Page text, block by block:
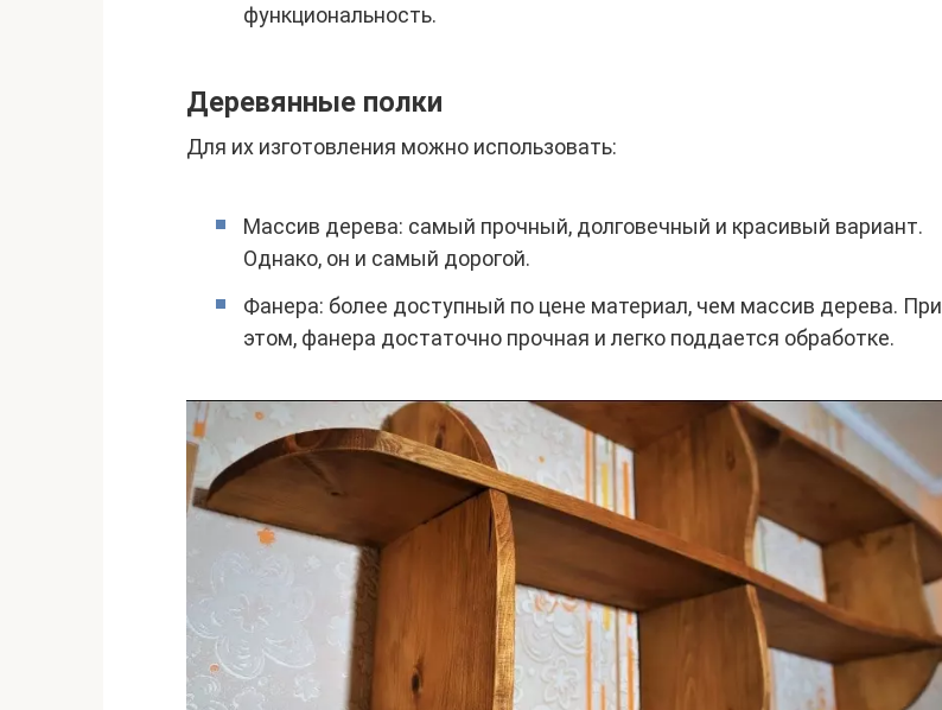
функциональность.
Деревянные полки
Для их изготовления можно использовать:
Массив дерева: самый прочный, долговечный и красивый вариант.
Однако, он и самый дорогой.
Фанера: более доступный по цене материал, чем массив дерева. При
этом, фанера достаточно прочная и легко поддается обработке.